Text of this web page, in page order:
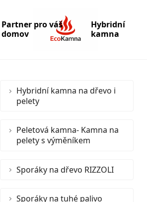
Partner pro váš
domov
Hybridní
kamna
Hybridní kamna na dřevo i
pelety
Peletová kamna- Kamna na
pelety s výměníkem
Sporáky na dřevo RIZZOLI
Sporáky na tuhé palivo